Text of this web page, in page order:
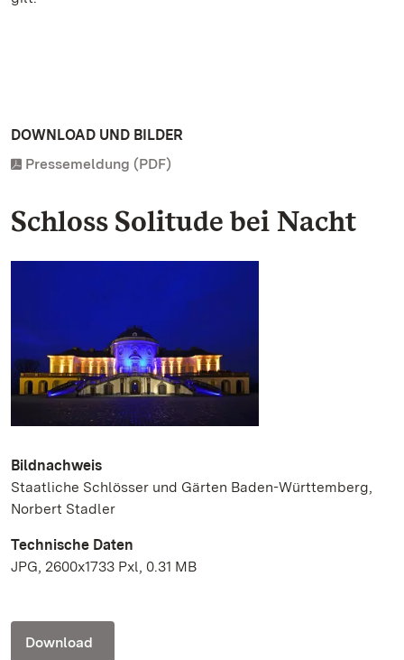
DOWNLOAD UND BILDER
Pressemeldung (PDF)
Schloss Solitude bei Nacht
Bildnachweis
Staatliche Schlösser und Gärten Baden-Württemberg,
Norbert Stadler
Technische Daten
JPG, 2600x1733 Pxl, 0.31 MB
Download